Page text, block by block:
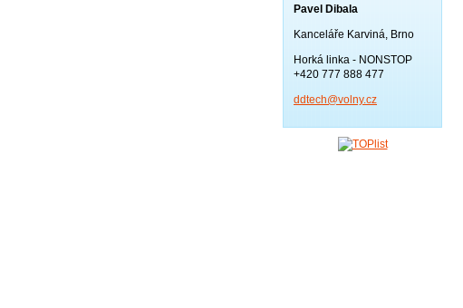
Pavel Dibala
Kanceláře Karviná, Brno
Horká linka - NONSTOP
+420 777 888 477
ddtech@volny.cz